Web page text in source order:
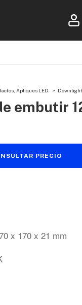
Apliques LED. >
embutir
x 170 x 21 mm